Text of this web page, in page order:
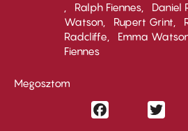
Ralph Fiennes
Daniel
Watson
Rupert Grint
Radcliffe
Emma
Fiennes
Megosztom
Facebook